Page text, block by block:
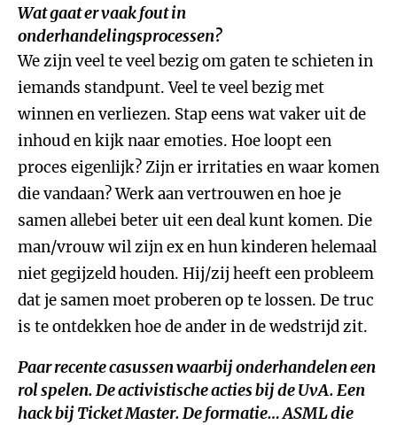
Wat gaat er vaak fout in
onderhandelingsprocessen?
We zijn veel te veel bezig om gaten te schieten in
iemands standpunt. Veel te veel bezig met
winnen en verliezen. Stap eens wat vaker uit de
inhoud en kijk naar emoties. Hoe loopt een
proces eigenlijk? Zijn er irritaties en waar komen
die vandaan? Werk aan vertrouwen en hoe je
samen allebei beter uit een deal kunt komen. Die
man/vrouw wil zijn ex en hun kinderen helemaal
niet gegijzeld houden. Hij/zij heeft een probleem
dat je samen moet proberen op te lossen. De truc
is te ontdekken hoe de ander in de wedstrijd zit.
Paar recente casussen waarbij onderhandelen een
rol spelen. De activistische acties bij de UvA. Een
hack bij Ticket Master. De formatie… ASML die